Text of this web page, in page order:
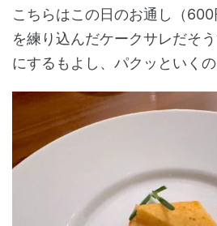
こちらはこの日のお通し（600
を練り込んだケークサレだそ
にするもよし、パクッといくの